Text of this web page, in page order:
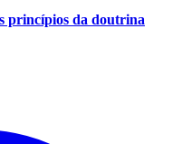
princípios da doutrina